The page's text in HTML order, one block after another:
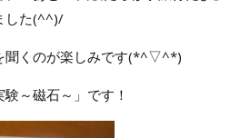
した(^^)/
聞くのが楽しみです(*^▽^*)
～磁石～」です！